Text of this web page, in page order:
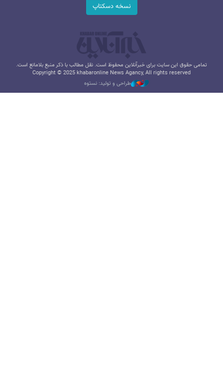
نسخه دسکتاپ
تمامی حقوق این سایت برای خبرآنلاین محفوظ است. نقل مطالب با ذکر منبع بلامانع است.
Copyright © 2025 khabaronline News Agancy, All rights reserved
طراحی و تولید: نستوه